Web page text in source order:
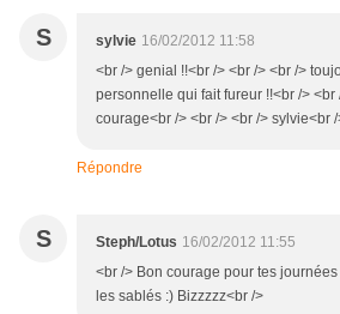
S sylvie 16/02/2012 11:58
<br /> genial !!<br /> <br /> <br />
personnelle qui fait fureur !!<br /> <br
courage<br /> <br /> <br /> sylvie<br /
Répondre
S Steph/Lotus 16/02/2012 11:55
<br /> Bon courage pour tes
les sablés :) Bizzzzz<br />